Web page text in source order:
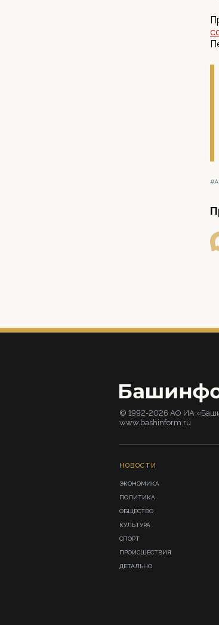
© 1992-2026 АО ИА
www.bashinform.ru
НОВОСТИ
ЭКОНОМИКА
ПОЛИТИКА
ОБЩЕСТВО
КУЛЬТУРА
СПОРТ
ПРОИСШЕСТВИЯ
ДЕТАЛЬНО